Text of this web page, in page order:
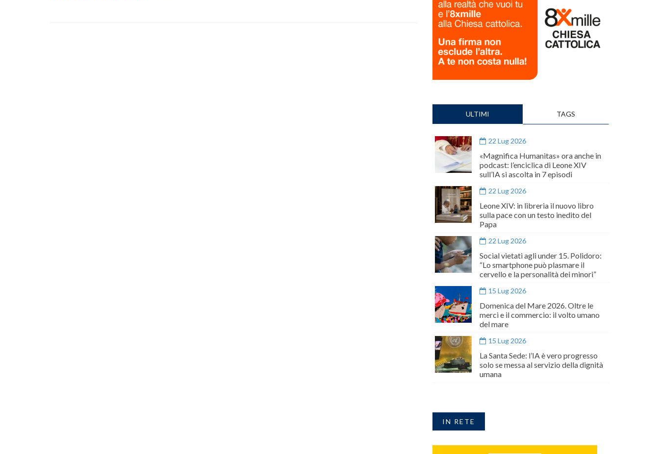
ULTIMI TAGS
22 Lug 2026
«Magnifica Humanitas» ora anche in
podcast: l’enciclica di Leone XIV
sull’IA si ascolta in 7 episodi
22 Lug 2026
Leone XIV: in libreria il nuovo libro
sulla pace con un testo inedito del
Papa
22 Lug 2026
Social vietati agli under 15. Polidoro:
“Lo smartphone può plasmare il
cervello e la personalità dei minori”
15 Lug 2026
Domenica del Mare 2026. Oltre le
merci e il commercio: il volto umano
del mare
15 Lug 2026
La Santa Sede: l’IA è vero progresso
solo se messa al servizio della dignità
umana
IN RETE